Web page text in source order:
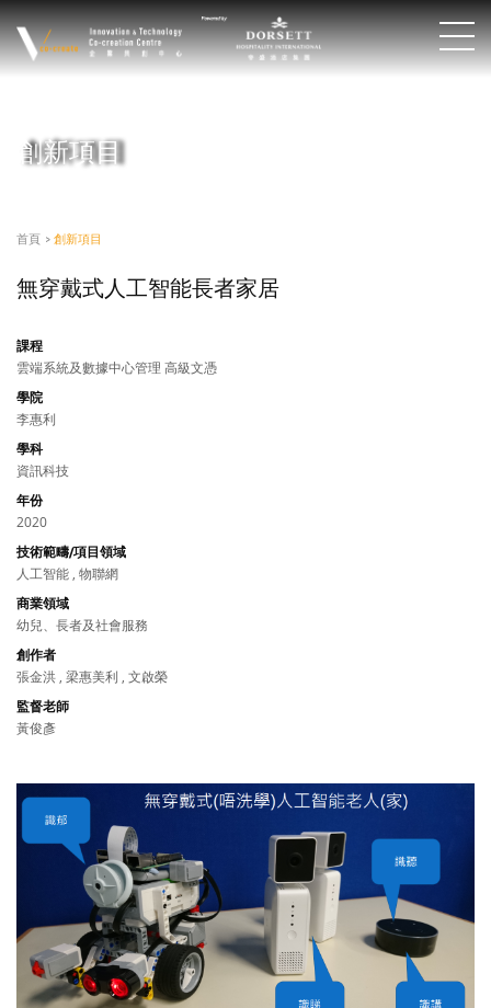
創新項目
首頁 > 創新項目
無穿戴式人工智能長者家居
課程
雲端系統及數據中心管理 高級文憑
學院
李惠利
學科
資訊科技
年份
2020
技術範疇/項目領域
人工智能 , 物聯網
商業領域
幼兒、長者及社會服務
創作者
張金洪 , 梁惠美利 , 文啟榮
監督老師
黃俊彥